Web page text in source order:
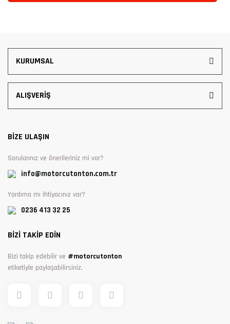
KURUMSAL
ALIŞVERİŞ
BİZE ULAŞIN
Sorularınız ve önerileriniz mi var?
info@motorcutonton.com.tr
Yardıma mı ihtiyacınız var?
0236 413 32 25
BİZİ TAKİP EDİN
Bizi takip edebilir ve #motorcutonton
etiketiyle paylaşabilirsiniz.